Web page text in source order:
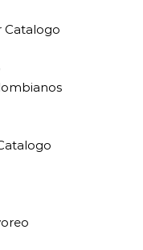
Catalogo